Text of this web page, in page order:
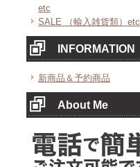
etc
SALE （輸入雑貨類）etc
INFORMATION
新商品＆予約商品
About Me